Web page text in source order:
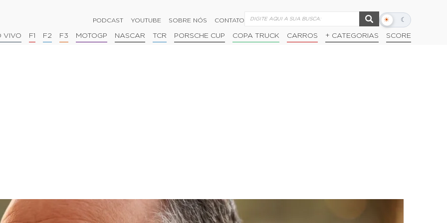
PODCAST YOUTUBE SOBRE NÓS CONTATO ☀ ☾
Alternar
escuro
VIVO F1 F2 F3 MOTOGP NASCAR TCR PORSCHE CUP COPA TRUCK CARROS + CATEGORIAS SCORE